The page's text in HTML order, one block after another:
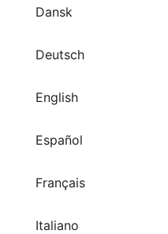
Dansk
Deutsch
English
Español
Français
Italiano